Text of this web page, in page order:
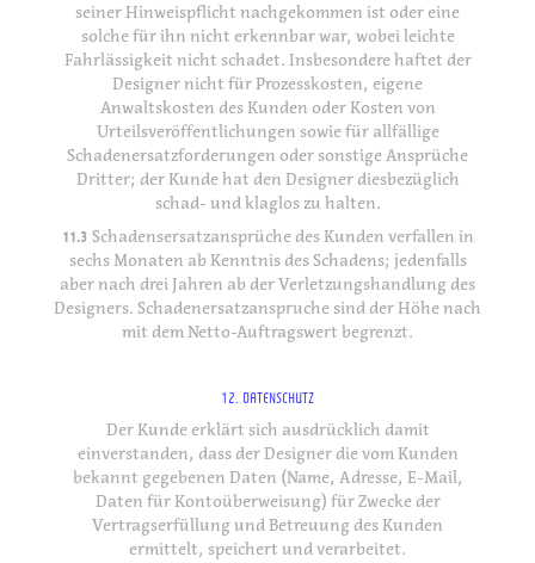
seiner Hinweispflicht nachgekommen ist oder eine
solche für ihn nicht erkennbar war, wobei leichte
Fahrlässigkeit nicht schadet. Insbesondere haftet der
Designer nicht für Prozesskosten, eigene
Anwaltskosten des Kunden oder Kosten von
Urteilsveröffentlichungen sowie für allfällige
Schadenersatzforderungen oder sonstige Ansprüche
Dritter; der Kunde hat den Designer diesbezüglich
schad- und klaglos zu halten.
11.3 Schadensersatzansprüche des Kunden verfallen in
sechs Monaten ab Kenntnis des Schadens; jedenfalls
aber nach drei Jahren ab der Verletzungshandlung des
Designers. Schadenersatzanspruche sind der Höhe nach
mit dem Netto-Auftragswert begrenzt.
12. DATENSCHUTZ
Der Kunde erklärt sich ausdrücklich damit
einverstanden, dass der Designer die vom Kunden
bekannt gegebenen Daten (Name, Adresse, E-Mail,
Daten für Kontoüberweisung) für Zwecke der
Vertragserfüllung und Betreuung des Kunden
ermittelt, speichert und verarbeitet.